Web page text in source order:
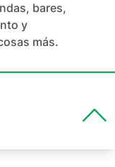
bares,
y
más.